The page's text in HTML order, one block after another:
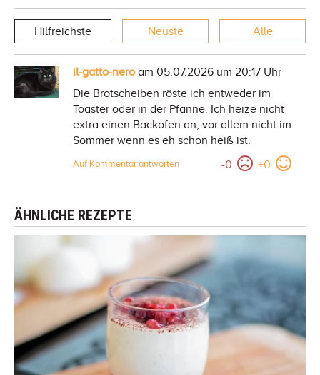
Hilfreichste Neuste Alle
il-gatto-nero am 05.07.2026 um 20:17 Uhr
Die Brotscheiben röste ich entweder im
Toaster oder in der Pfanne. Ich heize nicht
extra einen Backofen an, vor allem nicht im
Sommer wenn es eh schon heiß ist.
-0 +0
Auf Kommentar antworten
ÄHNLICHE REZEPTE